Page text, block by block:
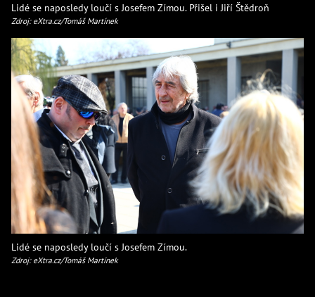
Lidé se naposledy loučí s Josefem Zímou. Přišel i Jiří Štědroň
Zdroj: eXtra.cz/Tomáš Martínek
Lidé se naposledy loučí s Josefem Zímou.
Zdroj: eXtra.cz/Tomáš Martínek